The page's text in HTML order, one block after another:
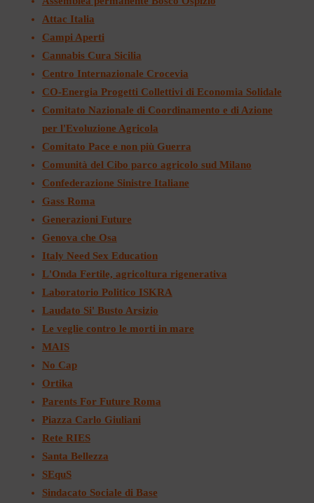
Attac Italia
Campi Aperti
Cannabis Cura Sicilia
Centro Internazionale Crocevia
CO-Energia Progetti Collettivi di Economia Solidale
Comitato Nazionale di Coordinamento e di Azione
per l'Evoluzione Agricola
Comitato Pace e non più Guerra
Comunità del Cibo parco agricolo sud Milano
Confederazione Sinistre Italiane
Gass Roma
Generazioni Future
Genova che Osa
Italy Need Sex Education
L'Onda Fertile, agricoltura rigenerativa
Laboratorio Politico ISKRA
Laudato Si' Busto Arsizio
Le veglie contro le morti in mare
MAIS
No Cap
Ortika
Parents For Future Roma
Piazza Carlo Giuliani
Rete RIES
Santa Bellezza
SEquS
Sindacato Sociale di Base